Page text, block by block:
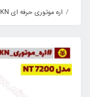
اره موتوری حرفه ای SKN مدل NT7200